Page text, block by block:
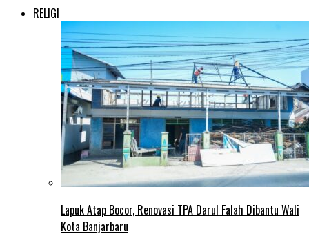
RELIGI
Lapuk Atap Bocor, Renovasi TPA Darul Falah Dibantu Wali
Kota Banjarbaru